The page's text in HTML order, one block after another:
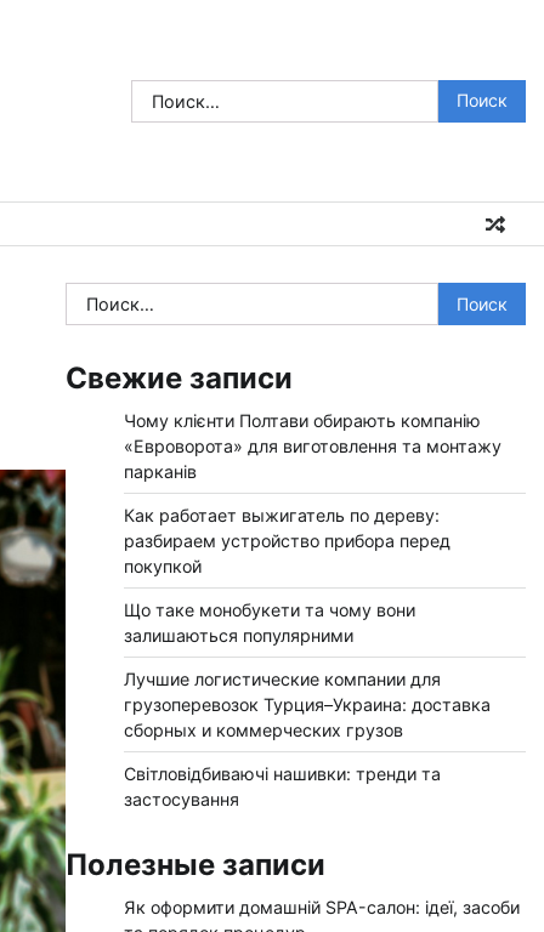
Найти:
Найти:
Свежие записи
Чому клієнти Полтави обирають компанію
«Евроворота» для виготовлення та монтажу
парканів
Как работает выжигатель по дереву:
разбираем устройство прибора перед
покупкой
Що таке монобукети та чому вони
залишаються популярними
Лучшие логистические компании для
грузоперевозок Турция–Украина: доставка
сборных и коммерческих грузов
Світловідбиваючі нашивки: тренди та
застосування
Полезные записи
Як оформити домашній SPA-салон: ідеї, засоби